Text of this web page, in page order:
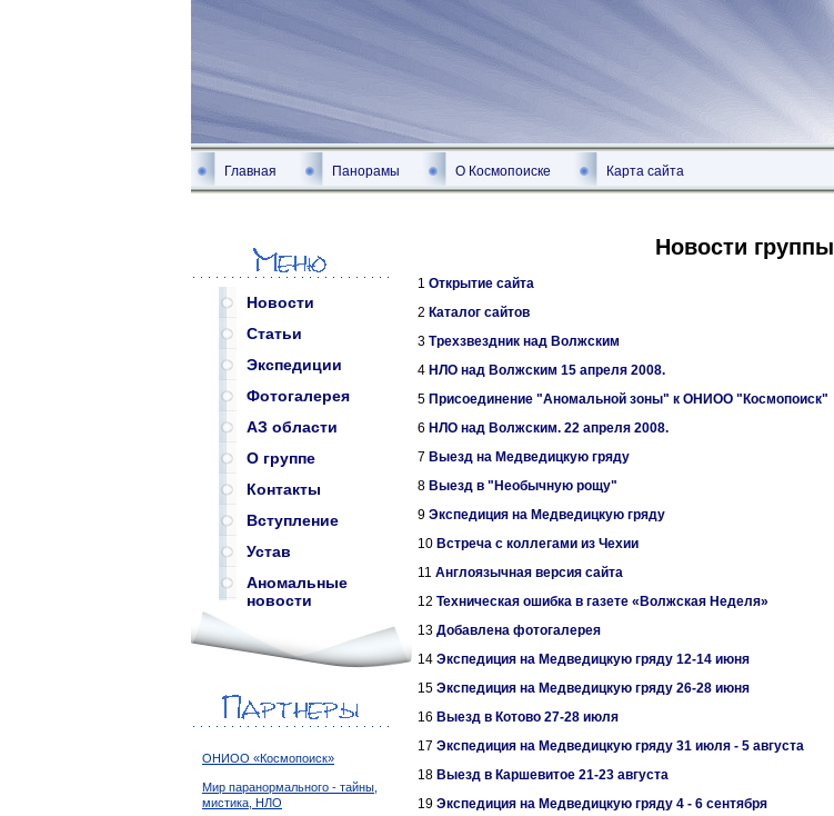
Главная Панорамы О Космопоиске Карта сайта
Новости
Статьи
Экспедиции
Фотогалерея
АЗ области
О группе
Контакты
Вступление
Устав
Аномальные
новости
ОНИОО «Космопоиск»
Мир паранормального - тайны,
мистика, НЛО
Новости группы
1 Открытие сайта
2 Каталог сайтов
3 Трехзвездник над Волжским
4 НЛО над Волжским 15 апреля 2008.
5 Присоединение "Аномальной зоны" к ОНИОО "Космопоиск"
6 НЛО над Волжским. 22 апреля 2008.
7 Выезд на Медведицкую гряду
8 Выезд в "Необычную рощу"
9 Экспедиция на Медведицкую гряду
10 Встреча с коллегами из Чехии
11 Англоязычная версия сайта
12 Техническая ошибка в газете «Волжская Неделя»
13 Добавлена фотогалерея
14 Экспедиция на Медведицкую гряду 12-14 июня
15 Экспедиция на Медведицкую гряду 26-28 июня
16 Выезд в Котово 27-28 июля
17 Экспедиция на Медведицкую гряду 31 июля - 5 августа
18 Выезд в Каршевитое 21-23 августа
19 Экспедиция на Медведицкую гряду 4 - 6 сентября